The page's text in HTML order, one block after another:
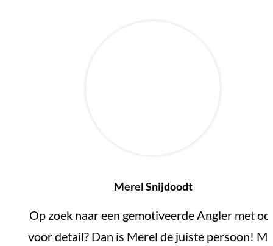
Merel Snijdoodt
Op zoek naar een gemotiveerde Angler met
voor detail? Dan is Merel de juiste persoon!